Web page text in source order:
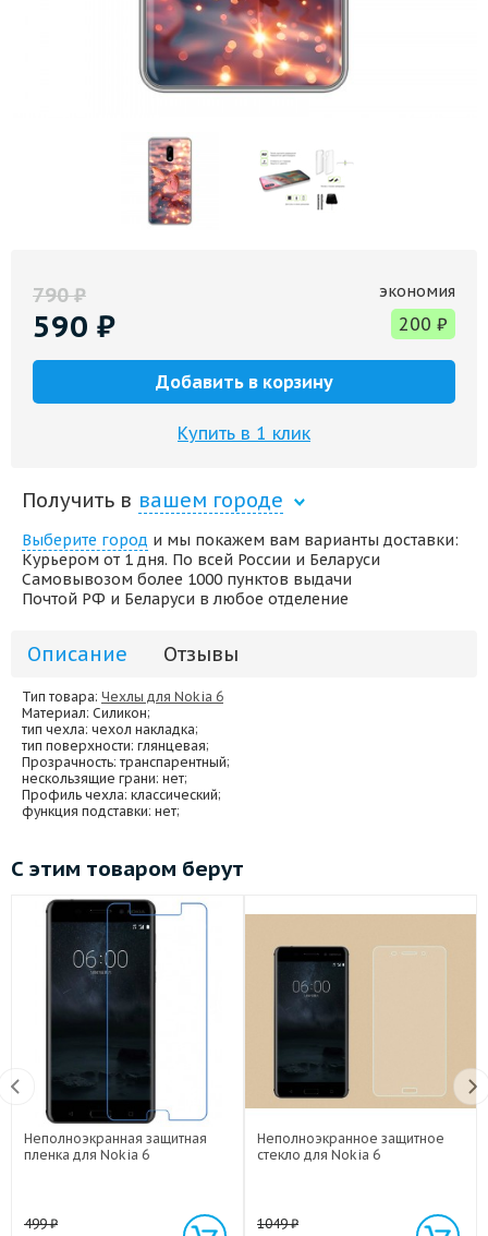
790₽
590 ₽
экономия
200 ₽
Добавить в корзину
Купить в 1 клик
Получить в вашем городе
Выберите город и мы покажем вам варианты доставки:
Курьером от 1 дня. По всей России и Беларуси
Самовывозом более 1000 пунктов выдачи
Почтой РФ и Беларуси в любое отделение
Описание Отзывы
Тип товара: Чехлы для Nokia 6
Материал: Силикон;
тип чехла: чехол накладка;
тип поверхности: глянцевая;
Прозрачность: транспарентный;
нескользящие грани: нет;
Профиль чехла: классический;
функция подставки: нет;
С этим товаром берут
Неполноэкранная защитная
пленка для Nokia 6
499₽
Неполноэкранное защитное
стекло для Nokia 6
1049₽